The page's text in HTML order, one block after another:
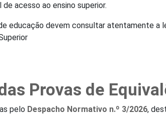
acesso ao ensino superior.
educação devem consultar atentamente
Provas de
pelo Despacho Normativo n.º 3/2026,